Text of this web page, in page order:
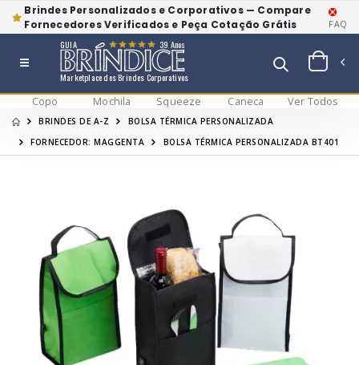
Brindes Personalizados e Corporativos — Compare
Fornecedores Verificados e Peça Cotação Grátis
FAQ
Marketplace dos Brindes Corporativos
GUIA 39 Anos
Copo Mochila Squeeze Caneca Ver Todos
BRINDES DE A-Z
BOLSA TÉRMICA PERSONALIZADA
FORNECEDOR: MAGGENTA
BOLSA TÉRMICA PERSONALIZADA BT401